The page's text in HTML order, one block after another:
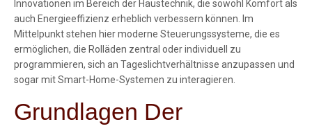
Innovationen im Bereich der Haustechnik, die sowohl Komfort als
auch Energieeffizienz erheblich verbessern können. Im
Mittelpunkt stehen hier moderne Steuerungssysteme, die es
ermöglichen, die Rolläden zentral oder individuell zu
programmieren, sich an Tageslichtverhältnisse anzupassen und
sogar mit Smart-Home-Systemen zu interagieren.
Grundlagen Der